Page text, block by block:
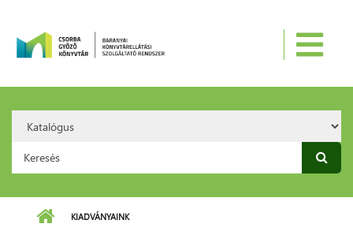
Option:
Keresés űrlap
KIADVÁNYAINK